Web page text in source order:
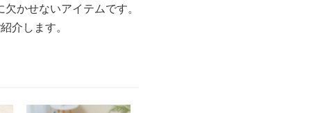
かせないアイテムです。
介します。